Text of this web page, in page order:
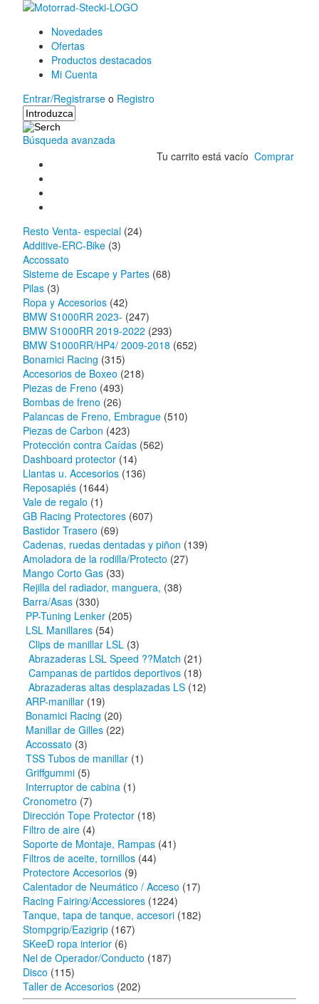
Novedades
Ofertas
Productos destacados
Mi Cuenta
Entrar/Registrarse o Registro
Búsqueda avanzada
Tu carrito está vacío Comprar
Resto Venta- especial (24)
Additive-ERC-Bike (3)
Accossato
Sisteme de Escape y Partes (68)
Pilas (3)
Ropa y Accesorios (42)
BMW S1000RR 2023- (247)
BMW S1000RR 2019-2022 (293)
BMW S1000RR/HP4/ 2009-2018 (652)
Bonamici Racing (315)
Accesorios de Boxeo (218)
Piezas de Freno (493)
Bombas de freno (26)
Palancas de Freno, Embrague (510)
Piezas de Carbon (423)
Protección contra Caídas (562)
Dashboard protector (14)
Llantas u. Accesorios (136)
Reposapiés (1644)
Vale de regalo (1)
GB Racing Protectores (607)
Bastidor Trasero (69)
Cadenas, ruedas dentadas y piñon (139)
Amoladora de la rodilla/Protecto (27)
Mango Corto Gas (33)
Rejilla del radiador, manguera, (38)
Barra/Asas (330)
PP-Tuning Lenker (205)
LSL Manillares (54)
Clips de manillar LSL (3)
Abrazaderas LSL Speed ??Match (21)
Campanas de partidos deportivos (18)
Abrazaderas altas desplazadas LS (12)
ARP-manillar (19)
Bonamici Racing (20)
Manillar de Gilles (22)
Accossato (3)
TSS Tubos de manillar (1)
Griffgummi (5)
Interruptor de cabina (1)
Cronometro (7)
Dirección Tope Protector (18)
Filtro de aire (4)
Soporte de Montaje, Rampas (41)
Filtros de aceite, tornillos (44)
Protectore Accesorios (9)
Calentador de Neumático / Acceso (17)
Racing Fairing/Accessiores (1224)
Tanque, tapa de tanque, accesori (182)
Stompgrip/Eazigrip (167)
SKeeD ropa interior (6)
Nel de Operador/Conducto (187)
Disco (115)
Taller de Accesorios (202)